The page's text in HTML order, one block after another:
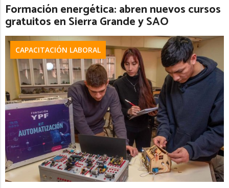
Formación energética: abren nuevos cursos
gratuitos en Sierra Grande y SAO
CAPACITACIÓN LABORAL